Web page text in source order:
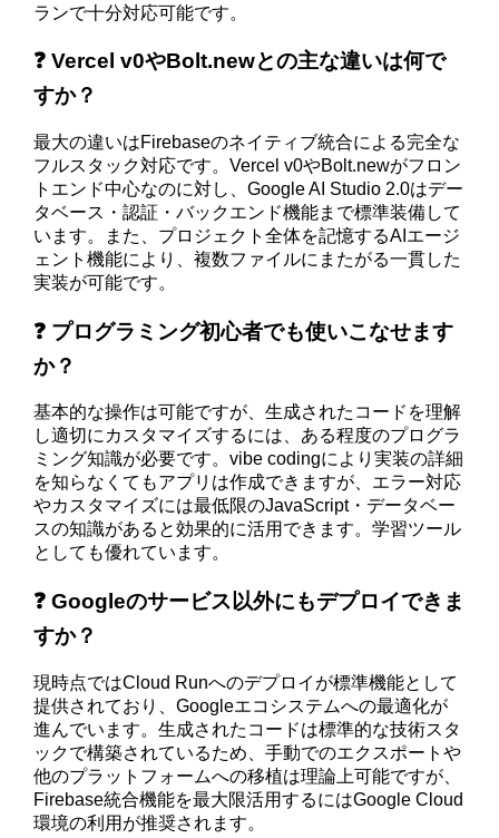
ランで十分対応可能です。
❓ Vercel v0やBolt.newとの主な違いは何で
すか？
最大の違いはFirebaseのネイティブ統合による完全な
フルスタック対応です。Vercel v0やBolt.newがフロン
トエンド中心なのに対し、Google AI Studio 2.0はデー
タベース・認証・バックエンド機能まで標準装備して
います。また、プロジェクト全体を記憶するAIエージ
ェント機能により、複数ファイルにまたがる一貫した
実装が可能です。
❓ プログラミング初心者でも使いこなせます
か？
基本的な操作は可能ですが、生成されたコードを理解
し適切にカスタマイズするには、ある程度のプログラ
ミング知識が必要です。vibe codingにより実装の詳細
を知らなくてもアプリは作成できますが、エラー対応
やカスタマイズには最低限のJavaScript・データベー
スの知識があると効果的に活用できます。学習ツール
としても優れています。
❓ Googleのサービス以外にもデプロイできま
すか？
現時点ではCloud Runへのデプロイが標準機能として
提供されており、Googleエコシステムへの最適化が
進んでいます。生成されたコードは標準的な技術スタ
ックで構築されているため、手動でのエクスポートや
他のプラットフォームへの移植は理論上可能ですが、
Firebase統合機能を最大限活用するにはGoogle Cloud
環境の利用が推奨されます。